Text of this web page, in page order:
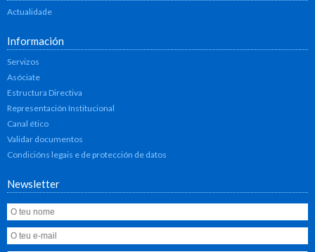
Actualidade
Información
Servizos
Asóciate
Estructura Directiva
Representación Institucional
Canal ético
Validar documentos
Condicións legais e de protección de datos
Newsletter